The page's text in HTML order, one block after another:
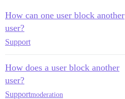
How can one user block another
user?
Support
How does a user block another
user?
Supportmoderation